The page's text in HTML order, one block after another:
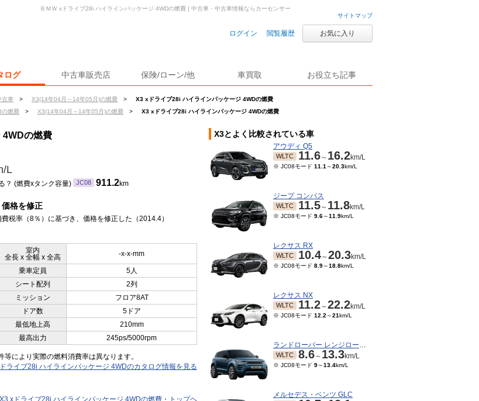
サイトマップ
ログイン 閲覧履歴 お気に入り
ログ 中古車販売店 保険/ローン/他 車買取 お役立ち記事
古車 > X3(14年04月～14年05月)の燃費 >
X3 xドライブ28i ハイラインパッケージ 4WDの燃費
の燃費 > X3(14年04月～14年05月)の燃費 > X3 xドライブ28i ハイラインパッケージ 4WDの燃費
ＢＭＷ xドライブ28i ハイラインパッケージ 4WDの燃費 | 中古車・中古車情報ならカーセンサー
4WDの燃費
L
？ (燃費xタンク容量) JC08 911.2km
格を修正
税率（8％）に基づき、価格を修正した（2014.4）
室内
全長 x 全幅 x 全高
-x-x-mm
乗車定員
5人
シート配列
2列
ミッション
フロア8AT
ドア数
5ドア
最低地上高
210mm
最高出力 245ps/5000rpm
により実際の燃料消費率は異なります。
ライブ28i ハイラインパッケージ 4WDのカタログ情報を見る
X3 xドライブ28i ハイラインパッケージ 4WDの燃費・トップヘ
X3とよく比較されている車
アウディ Q5
WLTC 11.6～ 16.2km/L
※ JC08モード 11.1 ～20.3km/L
ジープ コンパス
WLTC 11.5～ 11.8km/L
※ JC08モード 9.6～11.9km/L
レクサス RX
WLTC 10.4～20.3km/L
※ JC08モード 8.9～18.8km/L
レクサス NX
WLTC 11.2～22.2km/L
※ JC08モード 12.2 ～21km/L
ランドローバー レンジローバーイヴォーク
WLTC 8.6～ 13.3km/L
※ JC08モード 9～13.4km/L
メルセデス・ベンツ GLC